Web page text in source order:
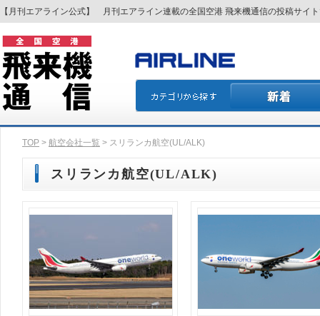
【月刊エアライン公式】 月刊エアライン連載の全国空港 飛来機通信の投稿サイ
TOP > 航空会社一覧 > スリランカ航空(UL/ALK)
スリランカ航空(UL/ALK)